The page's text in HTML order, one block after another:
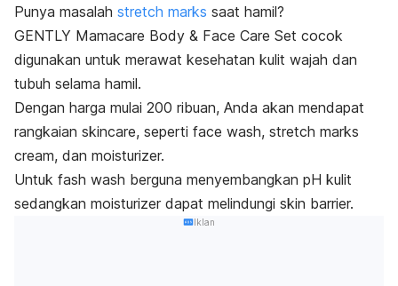
Punya masalah stretch marks saat hamil?
GENTLY Mamacare Body & Face Care Set cocok
digunakan untuk merawat kesehatan kulit wajah dan
tubuh selama hamil.
Dengan harga mulai 200 ribuan, Anda akan mendapat
rangkaian skincare, seperti face wash, stretch marks
cream, dan moisturizer.
Untuk fash wash berguna menyembangkan pH kulit
sedangkan moisturizer dapat melindungi skin barrier.
Iklan